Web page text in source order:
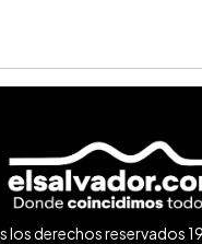
los derechos reservados